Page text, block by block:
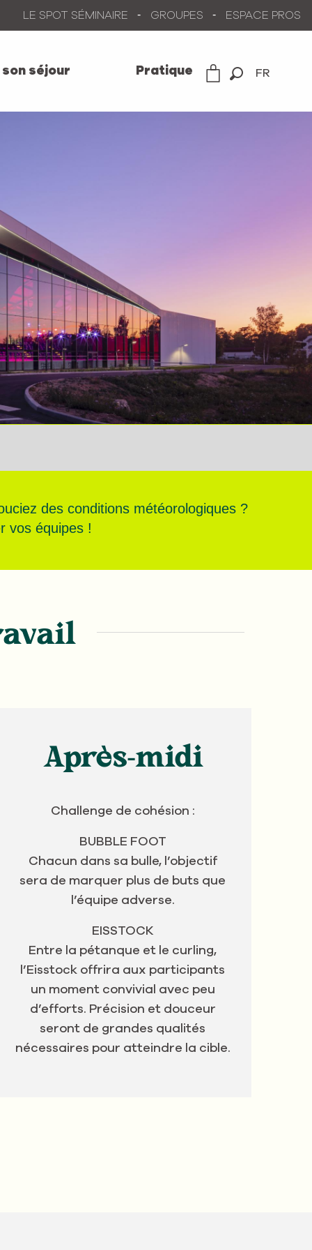
FR
LE SPOT SÉMINAIRE GROUPES ESPACE PROS
séjour Pratique
des conditions météorologiques ?
vos équipes !
Après-midi
Challenge de cohésion :
BUBBLE FOOT
Chacun dans sa bulle, l’objectif
sera de marquer plus de buts que
l’équipe adverse.
EISSTOCK
Entre la pétanque et le curling,
l’Eisstock offrira aux participants
un moment convivial avec peu
d’efforts. Précision et douceur
seront de grandes qualités
nécessaires pour atteindre la cible.